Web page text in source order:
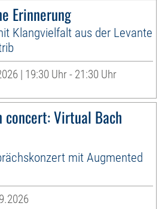
Erinnerung
Klangvielfalt aus der Levante
| 19:30 Uhr - 21:30 Uhr
concert: Virtual Bach
mit Augmented